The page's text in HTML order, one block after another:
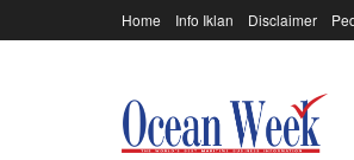
Home Info Iklan Disclaimer